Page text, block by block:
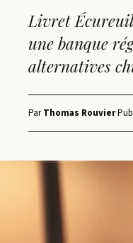
Livret
une banque
alternatives
ParThomas Rouvier·